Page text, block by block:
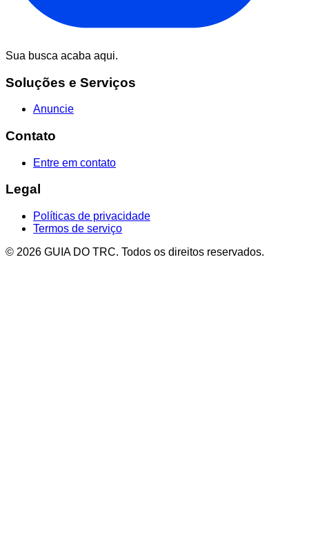
Sua busca acaba aqui.
Soluções e Serviços
Anuncie
Contato
Entre em contato
Legal
Políticas de privacidade
Termos de serviço
© 2026 GUIA DO TRC. Todos os direitos reservados.